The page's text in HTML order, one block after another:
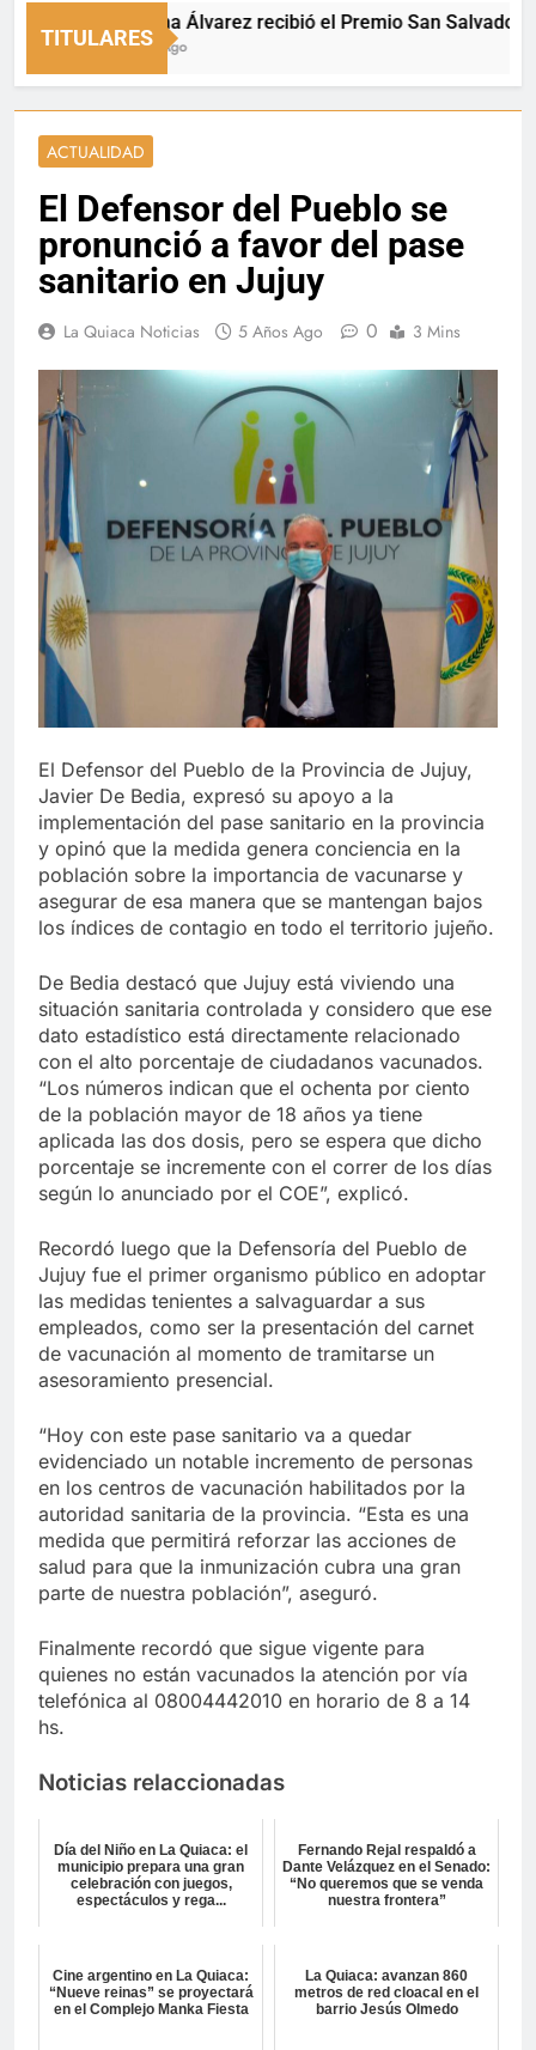
TITULARES
Luciana Álvarez recibió el Premio San Salvador: La
1 Hora Ago
ACTUALIDAD
El Defensor del Pueblo se
pronunció a favor del pase
sanitario en Jujuy
La Quiaca Noticias 5 Años Ago 0 3 Mins
El Defensor del Pueblo de la Provincia de Jujuy,
Javier De Bedia, expresó su apoyo a la
implementación del pase sanitario en la provincia
y opinó que la medida genera conciencia en la
población sobre la importancia de vacunarse y
asegurar de esa manera que se mantengan bajos
los índices de contagio en todo el territorio jujeño.
De Bedia destacó que Jujuy está viviendo una
situación sanitaria controlada y considero que ese
dato estadístico está directamente relacionado
con el alto porcentaje de ciudadanos vacunados.
“Los números indican que el ochenta por ciento
de la población mayor de 18 años ya tiene
aplicada las dos dosis, pero se espera que dicho
porcentaje se incremente con el correr de los días
según lo anunciado por el COE”, explicó.
Recordó luego que la Defensoría del Pueblo de
Jujuy fue el primer organismo público en adoptar
las medidas tenientes a salvaguardar a sus
empleados, como ser la presentación del carnet
de vacunación al momento de tramitarse un
asesoramiento presencial.
“Hoy con este pase sanitario va a quedar
evidenciado un notable incremento de personas
en los centros de vacunación habilitados por la
autoridad sanitaria de la provincia. “Esta es una
medida que permitirá reforzar las acciones de
salud para que la inmunización cubra una gran
parte de nuestra población”, aseguró.
Finalmente recordó que sigue vigente para
quienes no están vacunados la atención por vía
telefónica al 08004442010 en horario de 8 a 14
hs.
Noticias relaccionadas
Día del Niño en La Quiaca: el
municipio prepara una gran
celebración con juegos,
espectáculos y rega...
Fernando Rejal respaldó a
Dante Velázquez en el Senado:
“No queremos que se venda
nuestra frontera”
Cine argentino en La Quiaca:
“Nueve reinas” se proyectará
en el Complejo Manka Fiesta
La Quiaca: avanzan 860
metros de red cloacal en el
barrio Jesús Olmedo